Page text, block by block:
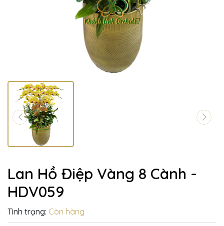
Lan Hồ Điệp Vàng 8 Cành -
HDV059
Tình trạng: Còn hàng